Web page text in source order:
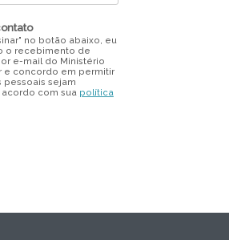
no botão abaixo, eu
o recebimento de
e-mail do Ministério
e concordo em permitir
pessoais sejam
com sua política